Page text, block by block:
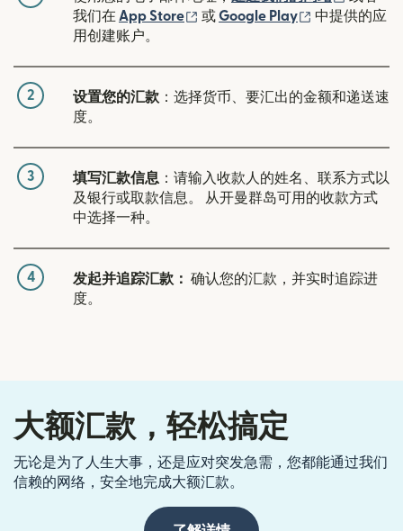
我们在 App Store （在新窗口中打开）
或Google Play （在新窗口中
中提供的应
用创建账户。
2 设置您的汇款 ：选择货币、要汇出的金额和递送速
度。
3 填写汇款信息 ：请输入收款人的姓名、联系方式以
及银行或取款信息。 从开曼群岛可用的收款方式
中选择一种。
4 发起并追踪汇款： 确认您的汇款，并实时追踪进
度。
大额汇款，轻松搞定
无论是为了人生大事，还是应对突发急需，您都能通过我们
信赖的网络，安全地完成大额汇款。